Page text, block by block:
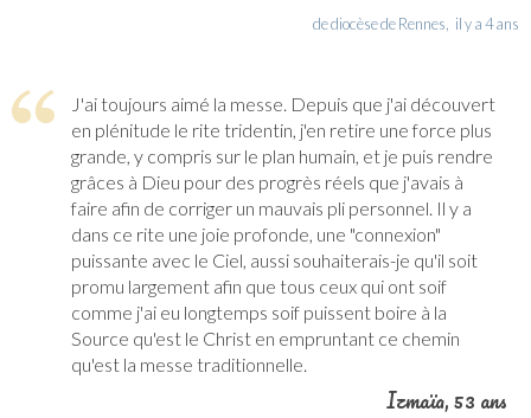
de diocèse de Rennes, il y a 4 ans
J'ai toujours aimé la messe. Depuis que j'ai découvert
en plénitude le rite tridentin, j'en retire une force plus
grande, y compris sur le plan humain, et je puis rendre
grâces à Dieu pour des progrès réels que j'avais à
faire afin de corriger un mauvais pli personnel. Il y a
dans ce rite une joie profonde, une "connexion"
puissante avec le Ciel, aussi souhaiterais-je qu'il soit
promu largement afin que tous ceux qui ont soif
comme j'ai eu longtemps soif puissent boire à la
Source qu'est le Christ en empruntant ce chemin
qu'est la messe traditionnelle.
Izmaïa, 53 ans